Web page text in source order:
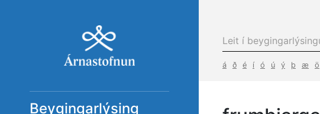
Beygingarlýsing
á ð é í ó ú ý þ æ ö